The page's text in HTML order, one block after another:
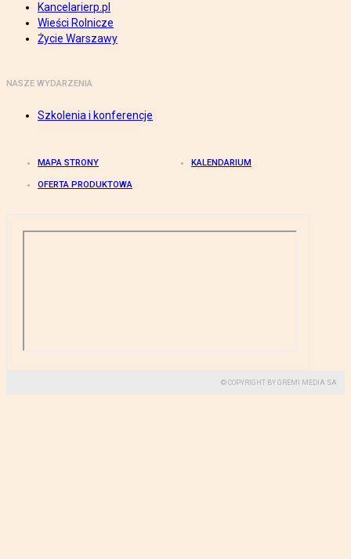
Kancelarierp.pl
Wieści Rolnicze
Życie Warszawy
NASZE WYDARZENIA
Szkolenia i konferencje
MAPA STRONY KALENDARIUM
OFERTA PRODUKTOWA
© COPYRIGHT BY GREMI MEDIA SA